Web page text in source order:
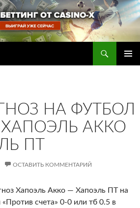
НА ФУТБОЛ
АККО
ПТ
ОСТАВИТЬ КОММЕНТАРИЙ
Хапоэль Акко — Хапоэль ПТ на
счета» 0-0 или тб 0.5 в